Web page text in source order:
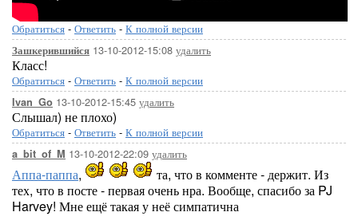
Обратиться - Ответить - К полной версии
Зашкерившийся 13-10-2012-15:08 удалить
Класс!
Обратиться - Ответить - К полной версии
Ivan_Go 13-10-2012-15:45 удалить
Слышал) не плохо)
Обратиться - Ответить - К полной версии
a_bit_of_M 13-10-2012-22:09 удалить
Аппа-паппа,
та, что в комменте - держит. Из
тех, что в посте - первая очень нра. Вообще, спасибо за PJ
Harvey! Мне ещё такая у неё симпатична